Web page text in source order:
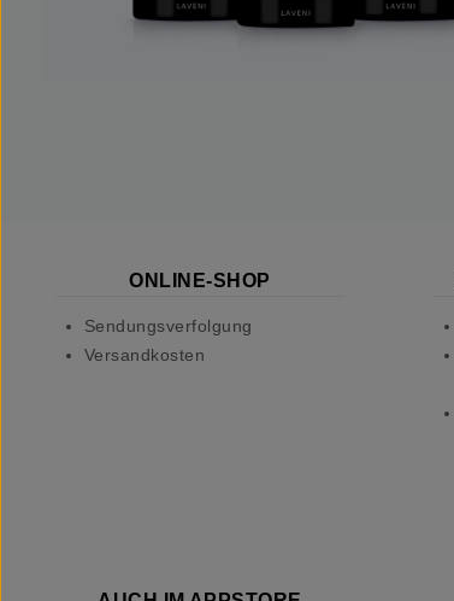
ONLINE-SHOP
Sendungsverfolgung
Versandkosten